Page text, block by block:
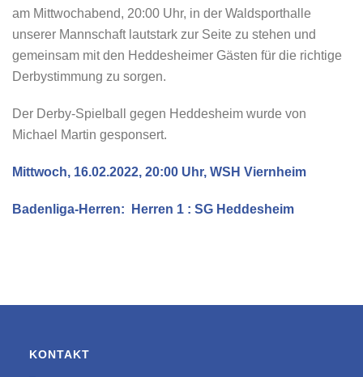
am Mittwochabend, 20:00 Uhr, in der Waldsporthalle
unserer Mannschaft lautstark zur Seite zu stehen und
gemeinsam mit den Heddesheimer Gästen für die richtige
Derbystimmung zu sorgen.
Der Derby-Spielball gegen Heddesheim wurde von
Michael Martin gesponsert.
Mittwoch, 16.02.2022, 20:00 Uhr, WSH Viernheim
Badenliga-Herren: Herren 1 : SG Heddesheim
KONTAKT